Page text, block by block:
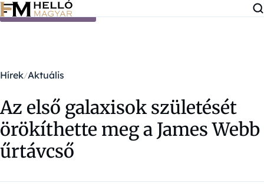
Ugrás a tartalomra
Hírek Aktuális
Az első galaxisok születését
örökíthette meg a James Webb
űrtávcső